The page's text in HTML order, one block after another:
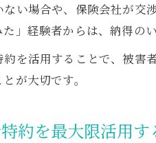
無免許運転や
重大な過失や
地震・噴火・
保険会社が弁
い場合や、保険会社が
」経験者からは、納得の
を活用することで、被
が大切です。
約を最大限活用す